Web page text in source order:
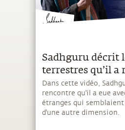
Sadhguru décrit
terrestres qu’il a
Dans cette vidéo,
rencontre qu'il a eue
étranges qui semblaient
d'une autre dimension.